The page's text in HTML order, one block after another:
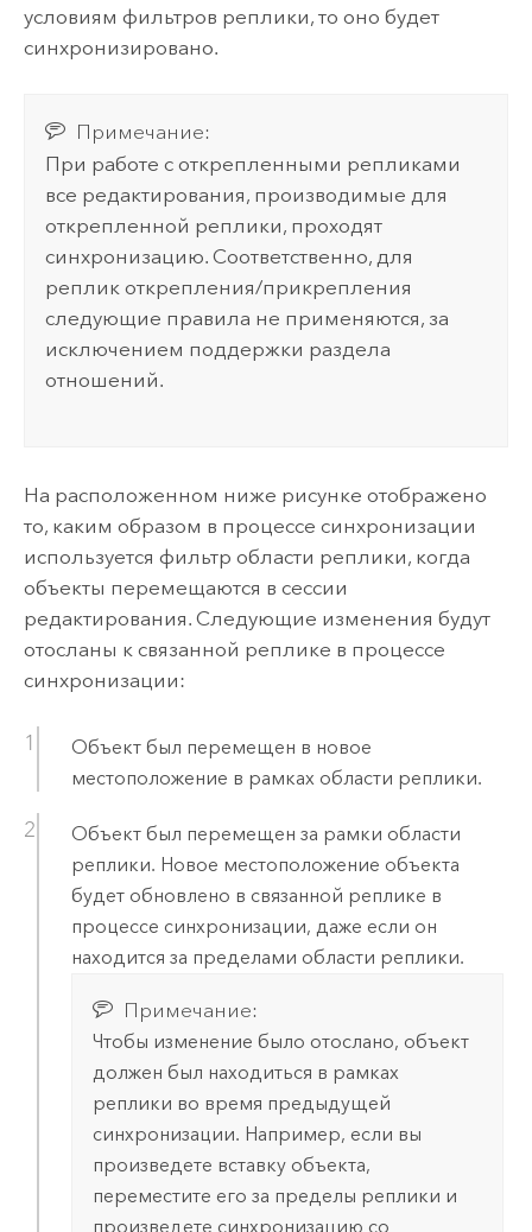
условиям фильтров реплики, то оно будет
синхронизировано.
Примечание:
При работе с открепленными репликами
все редактирования, производимые для
открепленной реплики, проходят
синхронизацию. Соответственно, для
реплик открепления/прикрепления
следующие правила не применяются, за
исключением поддержки раздела
отношений.
На расположенном ниже рисунке отображено
то, каким образом в процессе синхронизации
используется фильтр области реплики, когда
объекты перемещаются в сессии
редактирования. Следующие изменения будут
отосланы к связанной реплике в процессе
синхронизации:
Объект был перемещен в новое
местоположение в рамках области реплики.
Объект был перемещен за рамки области
реплики. Новое местоположение объекта
будет обновлено в связанной реплике в
процессе синхронизации, даже если он
находится за пределами области реплики.
Примечание:
Чтобы изменение было отослано, объект
должен был находиться в рамках
реплики во время предыдущей
синхронизации. Например, если вы
произведете вставку объекта,
переместите его за пределы реплики и
произведете синхронизацию со